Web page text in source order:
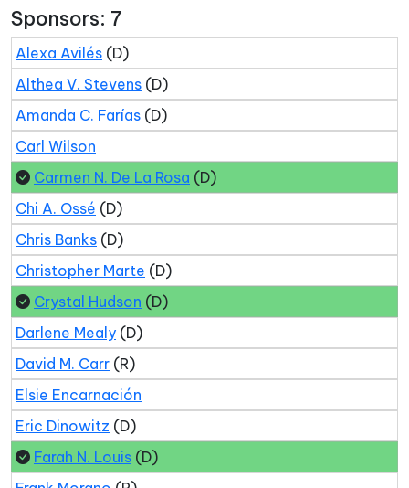
Sponsors: 7
Alexa Avilés (D)
Althea V. Stevens (D)
Amanda C. Farías (D)
Carl Wilson
Carmen N. De La Rosa (D)
Chi A. Ossé (D)
Chris Banks (D)
Christopher Marte (D)
Crystal Hudson (D)
Darlene Mealy (D)
David M. Carr (R)
Elsie Encarnación
Eric Dinowitz (D)
Farah N. Louis (D)